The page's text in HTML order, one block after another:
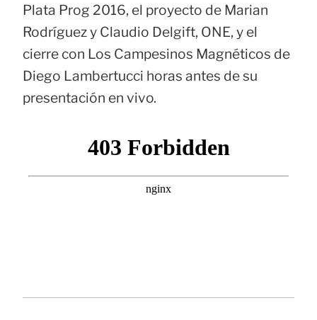
Plata Prog 2016, el proyecto de Marian
Rodríguez y Claudio Delgift, ONE, y el
cierre con Los Campesinos Magnéticos de
Diego Lambertucci horas antes de su
presentación en vivo.